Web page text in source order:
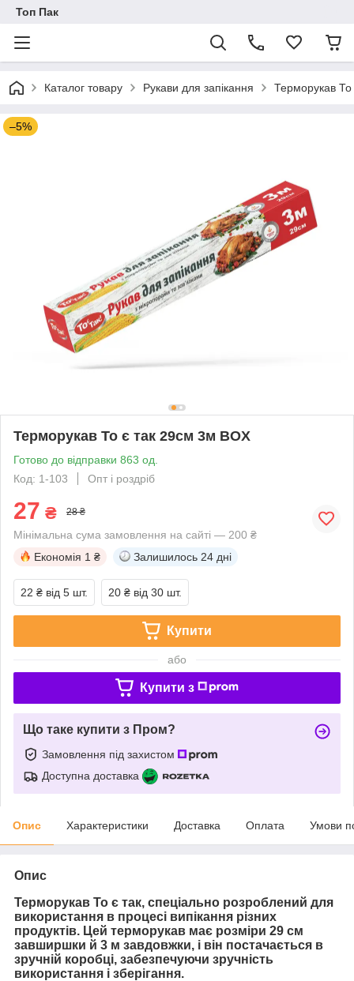
Топ Пак
Каталог товару Рукави для запікання Терморукав
–5%
Терморукав То є так 29см 3м BOX
Готово до відправки 863 од.
Код: 1-103
Опт і роздріб
27 ₴ 28 ₴
Мінімальна сума замовлення на сайті — 200 ₴
Економія 1 ₴ Залишилось 24 дні
22 ₴ від 5 шт. 20 ₴ від 30 шт.
Купити
або
Купити з
Що таке купити з Пром?
Замовлення під захистом
Доступна доставка
Опис Характеристики Доставка Оплата Умови
Опис
Терморукав То є так, спеціально розроблений для
використання в процесі випікання різних
продуктів. Цей терморукав має розміри 29 см
завширшки й 3 м завдовжки, і він постачається в
зручній коробці, забезпечуючи зручність
використання і зберігання.